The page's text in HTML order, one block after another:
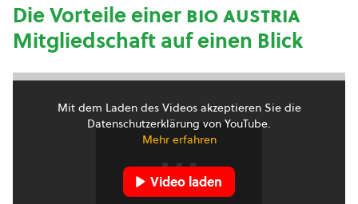
Die Vorteile einerbio austria
Mitgliedschaft auf einen Blick
Mit dem Laden des Videos akzeptieren Sie die
Datenschutzerklärung von YouTube.
Mehr erfahren
Video laden